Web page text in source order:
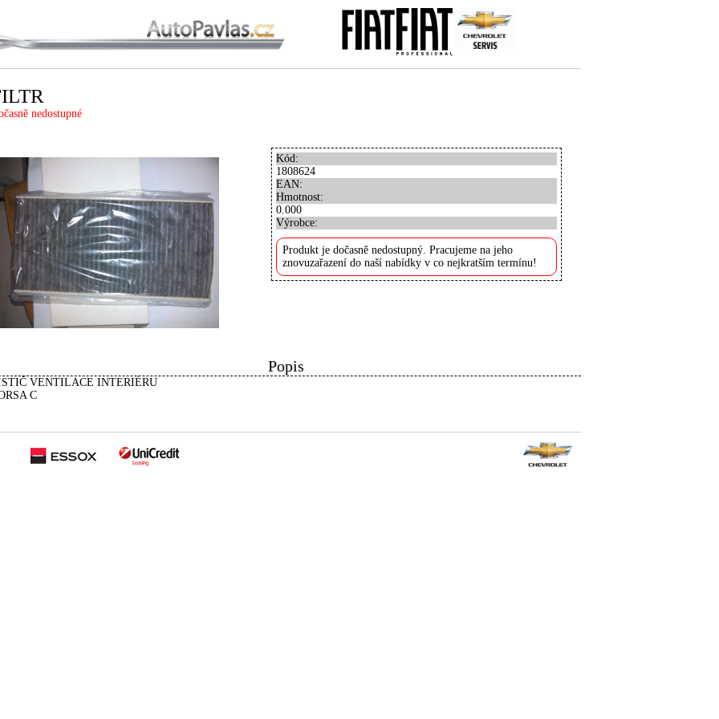
nedostupné
Kód:
1808624
EAN:
Hmotnost:
0.000
Výrobce:
Produkt je dočasně nedostupný. Pracujeme na jeho
znovuzařazení do naší nabídky v co nejkratším termínu!
Popis
VENTILACE INTERIÉRU
C